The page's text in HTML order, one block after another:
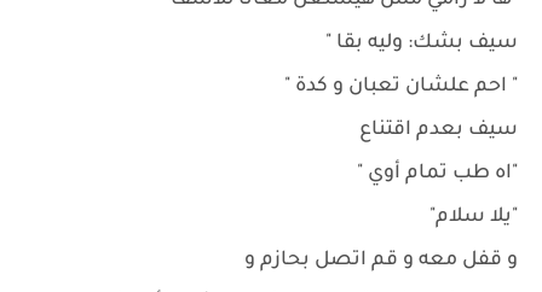
سيف بشك: وليه بقا "
" احم علشان تعبان و كدة "
سيف بعدم اقتناع
"اه طب تمام أوي "
"يلا سلام"
و قفل معه و قم اتصل بحازم و